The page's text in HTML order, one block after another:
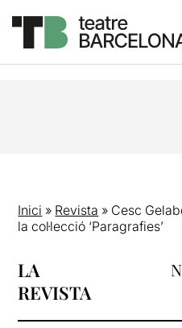
Inici » Revista » Cesc
la col·lecció ‘Paragrafies’
LA
REVISTA